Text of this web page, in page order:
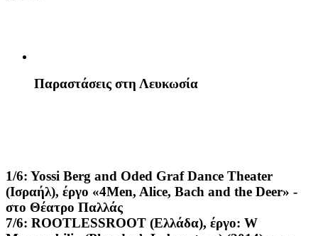
Παραστάσεις στη Λευκωσία
1/6: Yossi Berg and Oded Graf Dance Theater
(Ισραήλ), έργο «4Men, Alice, Bach and the Deer» -
στο Θέατρο Παλλάς
7/6: ROOTLESSROOT (Ελλάδα), έργο: W